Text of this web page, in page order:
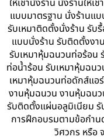
ให้เช่านั่งร้าน นั่งร้านให้
แบบมาตรฐาน นั่งร้านแ
รับเหมาติดตั้งนั่งร้าน รับ
แบบนั่งร้าน รับติดตั้งงา
รับเหมาหุ้มฉนวนท่อร้อน
ท่อน้ำร้อน รับเหมาหุ้มฉน
เหมาหุ้มฉนวนท่อดักส์แอ
งานหุ้มฉนวน งานหุ้มฉน
รับติดตั้งแผ่นอลูมิเนียม รั
การฝึกอบรมตามข้อกำน
วิศวกร หรือ